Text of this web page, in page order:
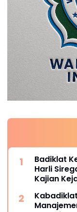
Badiklat
Harli
Kajian